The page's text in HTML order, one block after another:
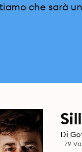
che sarà
Di
79